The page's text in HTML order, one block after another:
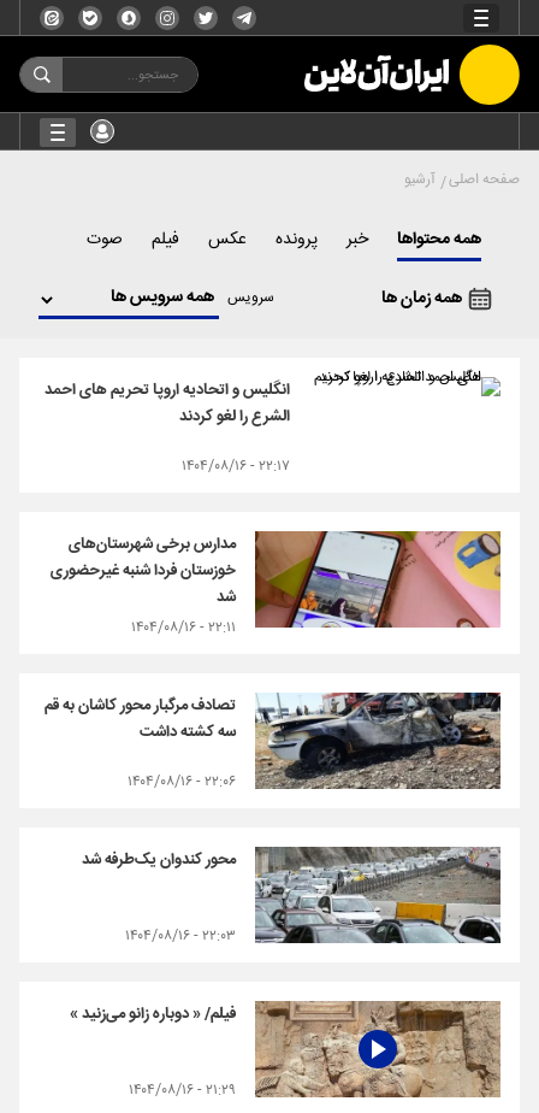
صفحه اصلی آرشیو
همه محتواها خبر پرونده عکس فیلم صوت
همه زمان ها سرویس
انگلیس و اتحادیه اروپا تحریم های احمد
الشرع را لغو کردند
۲۲:۱۷ - ۱۴۰۴/۰۸/۱۶
مدارس برخی شهرستان‌های
خوزستان فردا شنبه غیرحضوری
شد
۲۲:۱۱ - ۱۴۰۴/۰۸/۱۶
تصادف مرگبار محور کاشان به قم
سه کشته داشت
۲۲:۰۶ - ۱۴۰۴/۰۸/۱۶
محور کندوان یک‌طرفه شد
۲۲:۰۳ - ۱۴۰۴/۰۸/۱۶
فیلم/ « دوباره زانو می‌زنید »
۲۱:۲۹ - ۱۴۰۴/۰۸/۱۶